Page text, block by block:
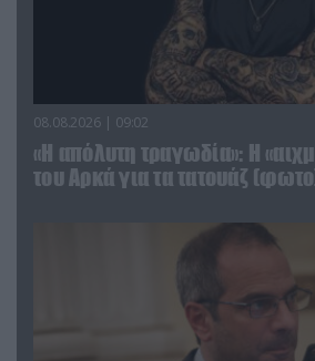
08.08.2026 | 09:02
«Η απόλυτη τραγωδία»: Η
του Αρκά για τα τατουάζ (φωτο)